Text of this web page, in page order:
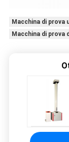
Macchina di prova
Macchina di prova